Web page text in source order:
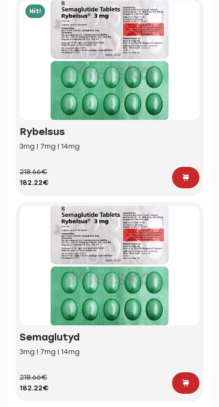
Hit!
Rybelsus
3mg | 7mg | 14mg
218.66€
182.22€
Semaglutyd
3mg | 7mg | 14mg
218.66€
182.22€